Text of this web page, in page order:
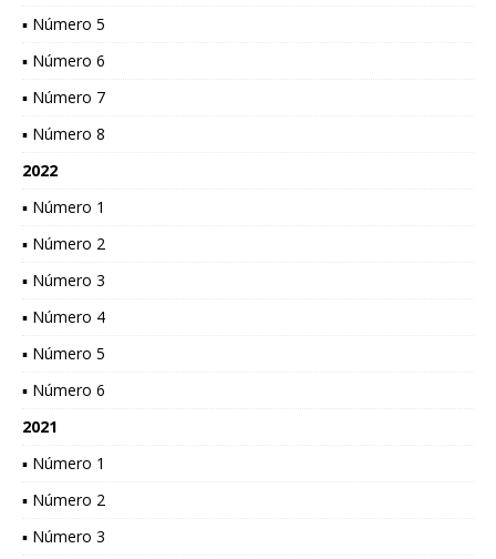
▪ Número 5
▪ Número 6
▪ Número 7
▪ Número 8
2022
▪ Número 1
▪ Número 2
▪ Número 3
▪ Número 4
▪ Número 5
▪ Número 6
2021
▪ Número 1
▪ Número 2
▪ Número 3